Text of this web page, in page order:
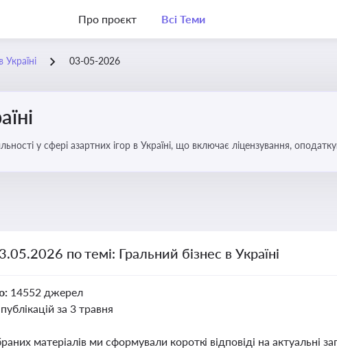
Про проєкт Всі Теми
Україні 03-05-2026
у сфері азартних ігор в Україні, що включає ліцензування,
по темі: Гральний бізнес в Україні
14552 джерел
за 3 травня
матеріалів ми сформували короткі відповіді на актуальні